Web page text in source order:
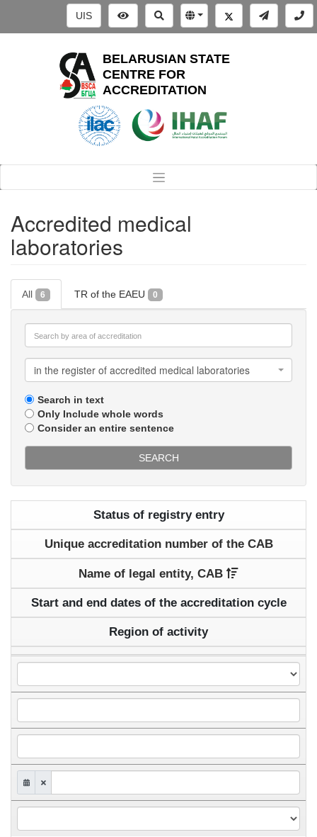
UIS
BELARUSIAN STATE
CENTRE FOR
ACCREDITATION
Accredited medical
laboratories
All 6 TR of the EAEU 0
in the register of accredited medical laboratories
Search in text
Only Include whole words
Consider an entire sentence
SEARCH
Status of registry entry
Unique accreditation number of the CAB
Name of legal entity, CAB
Start and end dates of the accreditation cycle
Region of activity